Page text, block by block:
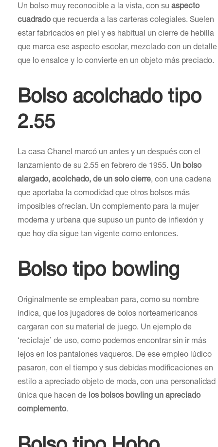
Un bolso muy reconocible a la vista, con su aspecto
cuadradoque recuerda a las carteras colegiales. Suelen
estar fabricados en piel y es habitual un cierre de hebilla
que marca ese aspecto escolar, mezclado con un detalle
que lo ensalce y lo convierte en un objeto más preciado.
Bolso acolchado tipo
2.55
La casa Chanel marcó un antes y un después con el
lanzamiento de su 2.55 en febrero de 1955. Un bolso
alargado, acolchado, de un solo cierre, con una cadena
que aportaba la comodidad que otros bolsos más
imposibles ofrecían. Un complemento para la mujer
moderna y urbana que supuso un punto de inflexión y
que hoy día sigue tan vigente como entonces.
Bolso tipo bowling
Originalmente se empleaban para, como su nombre
indica, que los jugadores de bolos norteamericanos
cargaran con su material de juego. Un ejemplo de
‘reciclaje’ de uso, como podemos encontrar sin ir más
lejos en los pantalones vaqueros. De ese empleo lúdico
pasaron, con el tiempo y sus debidas modificaciones en
estilo a apreciado objeto de moda, con una personalidad
única que hacen de los bolsos bowling un apreciado
complemento.